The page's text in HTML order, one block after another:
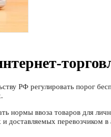
РФ регулировать порог
нормы ввоза товаров для
перевозчиком в